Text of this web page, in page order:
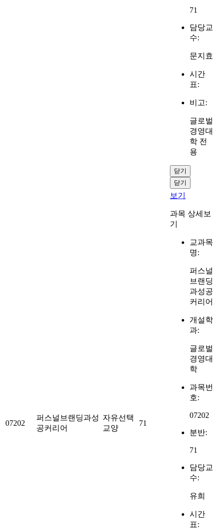
71
담당교
수:
문지효
시간
표:
비고:
글로벌
경영대
학 전
용
닫기
닫기
07202
퍼스널브랜딩과성
공커리어
자유선택
교양
71
보기
과목 상세보
기
교과목
명:
퍼스널
브랜딩
과성공
커리어
개설학
과:
글로벌
경영대
학
과목번
호:
07202
분반:
71
담당교
수:
유희
시간
표: